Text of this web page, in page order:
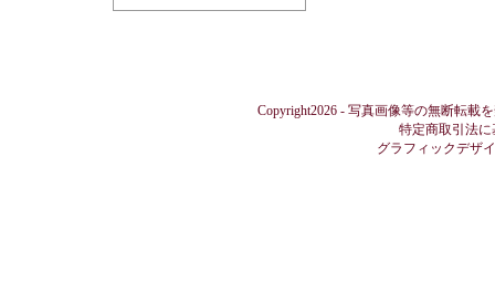
Copyright2026 - 写真画像等の無断転載
特定商取引法
グラフィックデザ